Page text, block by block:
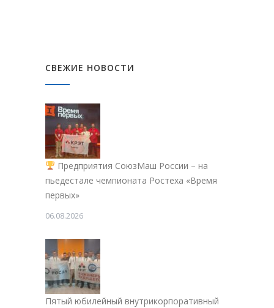
СВЕЖИЕ НОВОСТИ
Предприятия СоюзМаш России – на
пьедестале чемпионата Ростеха «Время
первых»
06.08.2026
Пятый юбилейный внутрикорпоративный